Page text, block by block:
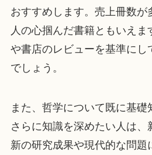
おすすめします。売上冊数が
人の心掴んだ書籍ともいえま
や書店のレビューを基準にし
でしょう。
また、哲学について既に基礎
さらに知識を深めたい人は、
新の研究成果や現代的な問題